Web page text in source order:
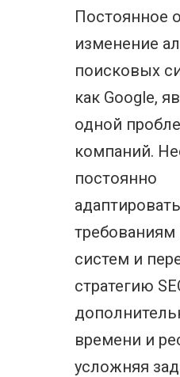
Постоянное
изменение
поисковых
как Google,
одной
компаний.
постоянно
систем и
стратегию
времени и
усложняя